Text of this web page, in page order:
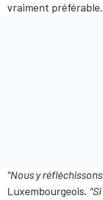
vraiment préférable.
"Nous y
Luxembourgeois.